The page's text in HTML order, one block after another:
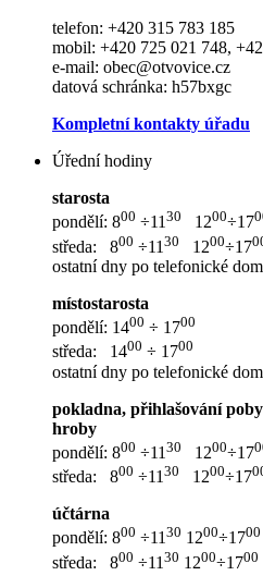
telefon: +420 315 783 185
mobil: +420 725 021 748,
e-mail: obec@otvovice.cz
datová schránka: h57bxgc
Kompletní kontakty úřadu
Úřední hodiny
starosta
pondělí: 800 ÷1130 1200÷17
středa: 800 ÷11 30 1200÷17
ostatní dny po telefonické
místostarosta
pondělí: 1400 ÷ 1700
středa: 1400 ÷ 1700
ostatní dny po telefonické
pokladna, přihlašování
hroby
pondělí: 800 ÷11 30 1200÷17
středa: 800 ÷11 30 1200÷17
účtárna
pondělí: 800 ÷1130 1200÷1700
středa: 800 ÷11 30 1200÷1700